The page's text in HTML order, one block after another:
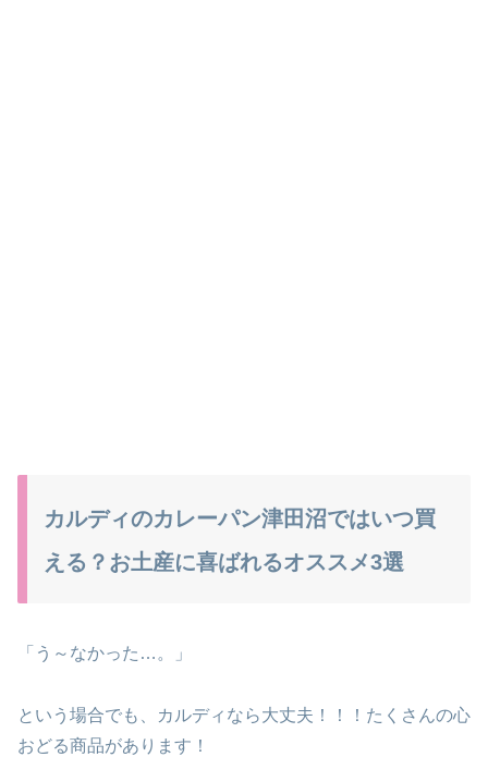
カルディのカレーパン津田沼ではいつ買
える？お土産に喜ばれるオススメ3選
「う～なかった…。」
という場合でも、カルディなら大丈夫！！！たくさんの心
おどる商品があります！